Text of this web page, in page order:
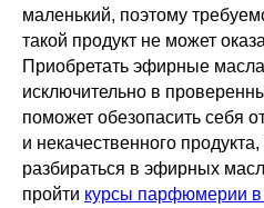
маленький, поэтому
такой продукт не может
Приобретать эфирные
исключительно в
поможет обезопасить себя
и некачественного
разбираться в эфирных
пройти курсы парфюмерии